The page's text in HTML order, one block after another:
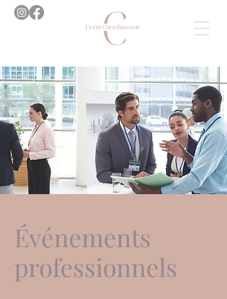
Événements
professionnels